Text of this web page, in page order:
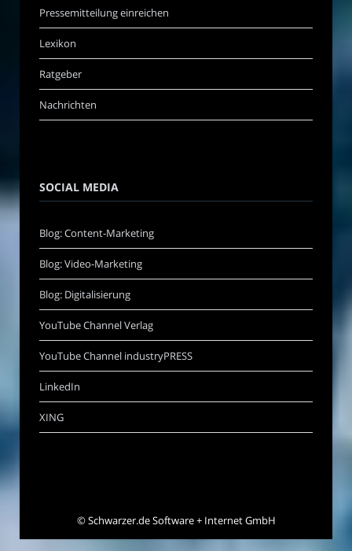
Pressemitteilung einreichen
Lexikon
Ratgeber
Nachrichten
SOCIAL MEDIA
Blog: Content-Marketing
Blog: Video-Marketing
Blog: Digitalisierung
YouTube Channel Verlag
YouTube Channel industryPRESS
LinkedIn
XING
©Schwarzer.de Software + Internet GmbH